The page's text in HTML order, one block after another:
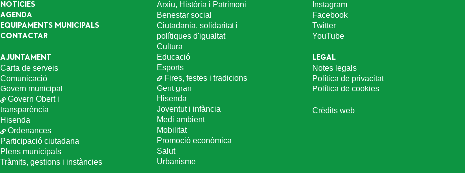
NOTÍCIES
AGENDA
EQUIPAMENTS MUNICIPALS
CONTACTAR
AJUNTAMENT
Carta de serveis
Comunicació
Govern municipal
Govern Obert i
transparència
Hisenda
Ordenances
Participació ciutadana
Plens municipals
Tràmits, gestions i instàncies
Arxiu, Història i Patrimoni
Benestar social
Ciutadania, solidaritat i
polítiques d'igualtat
Cultura
Educació
Esports
Fires, festes i tradicions
Gent gran
Hisenda
Joventut i infància
Medi ambient
Mobilitat
Promoció econòmica
Salut
Urbanisme
Instagram
Facebook
Twitter
YouTube
LEGAL
Notes legals
Política de privacitat
Política de cookies
Crèdits web